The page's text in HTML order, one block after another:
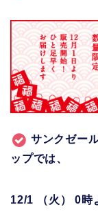
サンクゼー
ップでは、
12/1 （火） 0時